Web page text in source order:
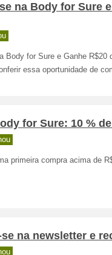
na Body for Sure
Body for Sure e Ganhe
essa oportunidade de
for Sure: 10 %
primeira compra acima de
na newsletter e